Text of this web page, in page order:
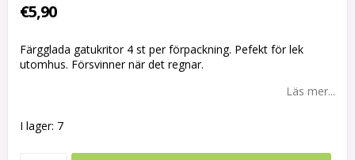
€5,90
Färgglada gatukritor 4 st per förpackning. Pefekt för lek
utomhus. Försvinner när det regnar.
Läs mer...
I lager: 7